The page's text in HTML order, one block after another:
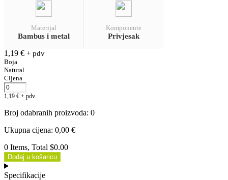
Materijal
Bambus i metal
Komponente
Privjesak
1,19 € + pdv
Boja
Natural
Cijena
1,19 € + pdv
Broj odabranih proizvoda: 0
Ukupna cijena: 0,00 €
0 Items, Total $0.00
Dodaj u košaricu
Specifikacije